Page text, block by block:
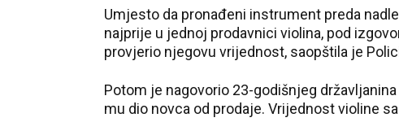
Umjesto da pronađeni instrument preda
najprije u jednoj prodavnici violina, pod
provjerio njegovu vrijednost, saopštila je
Potom je nagovorio 23-godišnjeg
mu dio novca od prodaje. Vrijednost violine